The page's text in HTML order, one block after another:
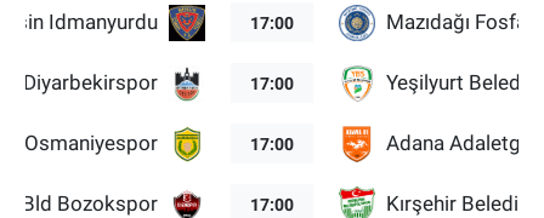
Idmanyurdu 17:00 Mazıdağı
Diyarbekirspor 17:00 Yeşilyurt
Osmaniyespor 17:00 Adana
Bld Bozokspor 17:00 Kırşehir